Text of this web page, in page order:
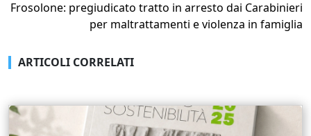
Frosolone: pregiudicato tratto in arresto dai Carabinieri
per maltrattamenti e violenza in famiglia
ARTICOLI CORRELATI